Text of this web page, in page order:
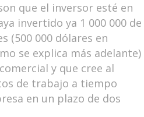
que el inversor esté en
invertido ya 1 000 000 de
(500 000 dólares en
se explica más adelante)
y que cree al
de trabajo a tiempo
en un plazo de dos